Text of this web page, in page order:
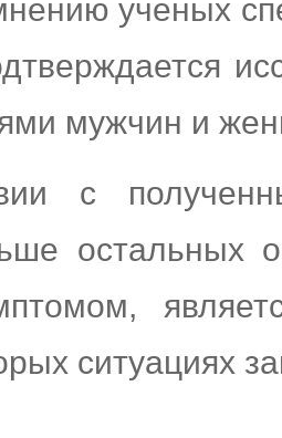
ученых
мужчин и
с
остальных
ситуациях